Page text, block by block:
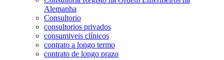
Alemanha
Consultorio
consultorios privados
consumiveis clínicos
contrato a longo termo
contrato de longo prazo